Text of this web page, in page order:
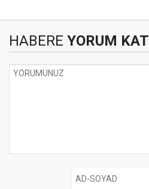
HABERE YORUM KAT